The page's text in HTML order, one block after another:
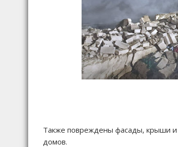
Также повреждены фасады, крыши и
домов.